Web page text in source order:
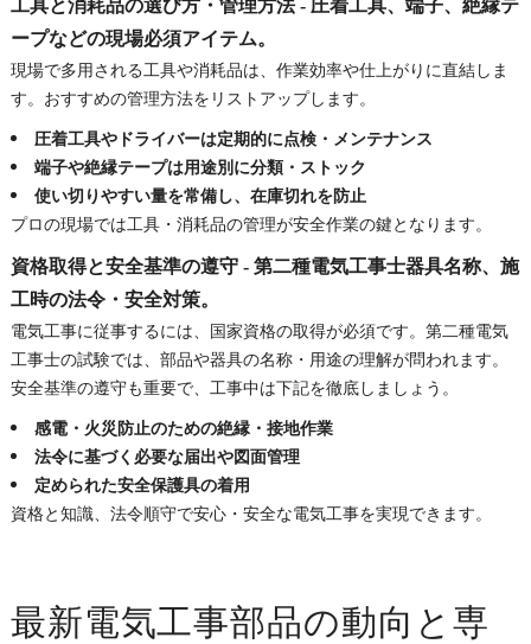
工具と消耗品の選び方・管理方法 - 圧着工具、端子、絶縁テ
ープなどの現場必須アイテム。
現場で多用される工具や消耗品は、作業効率や仕上がりに直結しま
す。おすすめの管理方法をリストアップします。
圧着工具やドライバーは定期的に点検・メンテナンス
端子や絶縁テープは用途別に分類・ストック
使い切りやすい量を常備し、在庫切れを防止
プロの現場では工具・消耗品の管理が安全作業の鍵となります。
資格取得と安全基準の遵守 - 第二種電気工事士器具名称、施
工時の法令・安全対策。
電気工事に従事するには、国家資格の取得が必須です。第二種電気
工事士の試験では、部品や器具の名称・用途の理解が問われます。
安全基準の遵守も重要で、工事中は下記を徹底しましょう。
感電・火災防止のための絶縁・接地作業
法令に基づく必要な届出や図面管理
定められた安全保護具の着用
資格と知識、法令順守で安心・安全な電気工事を実現できます。
最新電気工事部品の動向と専